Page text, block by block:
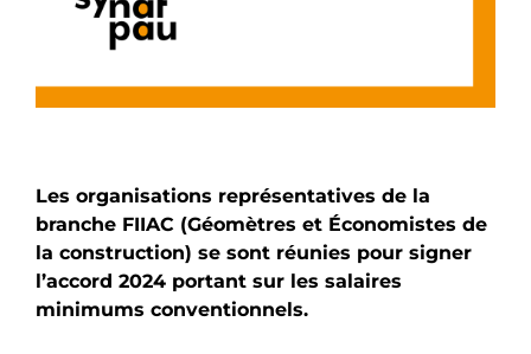
Les organisations représentatives de la
branche FIIAC (Géomètres et Économistes de
la construction) se sont réunies pour signer
l’accord 2024 portant sur les salaires
minimums conventionnels.